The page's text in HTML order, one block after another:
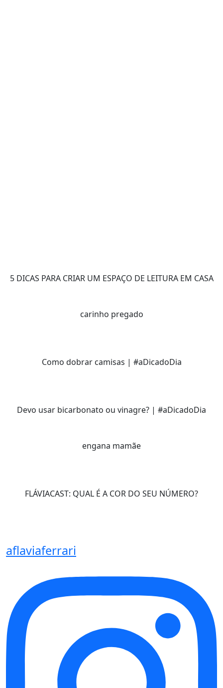
5 DICAS PARA CRIAR UM ESPAÇO DE LEITURA EM CASA
carinho pregado
Como dobrar camisas | #aDicadoDia
Devo usar bicarbonato ou vinagre? | #aDicadoDia
engana mamãe
FLÁVIACAST: QUAL É A COR DO SEU NÚMERO?
aflaviaferrari